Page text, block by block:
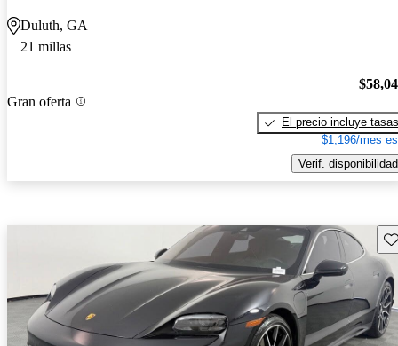
Duluth, GA
21 millas
Gran oferta
El precio incluye tasas
$1,196/mes
Verif. disponibilidad